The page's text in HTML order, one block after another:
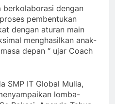
berkolaborasi dengan
pembentukan
dengan aturan main
menghasilkan anak-
depan “ ujar Coach
SMP IT Global Mulia,
lomba-